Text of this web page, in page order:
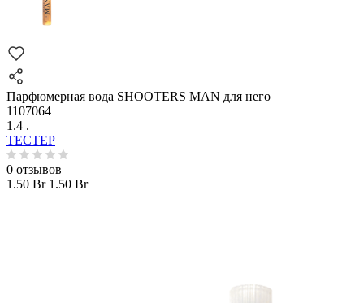
Парфюмерная вода SHOOTERS MAN для него
1107064
1.4 .
ТЕСТЕР
0 отзывов
1.50 Br 1.50 Br